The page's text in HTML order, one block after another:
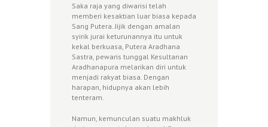
Saka raja yang diwarisi telah
memberi kesaktian luar biasa kepada
Sang Putera. Jijik dengan amalan
syirik jurai keturunannya itu untuk
kekal berkuasa, Putera Aradhana
Sastra, pewaris tunggal Kesultanan
Aradhanapura melarikan diri untuk
menjadi rakyat biasa. Dengan
harapan, hidupnya akan lebih
tenteram.
Namun, kemunculan suatu makhluk